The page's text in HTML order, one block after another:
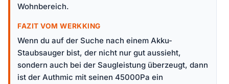
Wohnbereich.
FAZIT VOM WERKKING
Wenn du auf der Suche nach einem Akku-
Staubsauger bist, der nicht nur gut aussieht,
sondern auch bei der Saugleistung überzeugt, dann
ist der Authmic mit seinen 45000Pa ein